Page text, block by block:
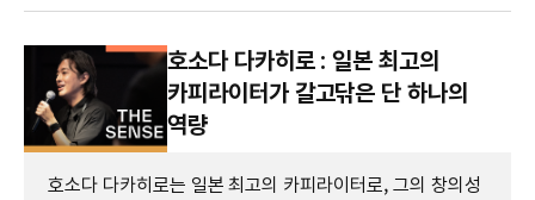
호소다 다카히로 : 일본 최고의
카피라이터가 갈고닦은 단 하나의
역량
호소다 다카히로는 일본 최고의 카피라이터로, 그의 창의성